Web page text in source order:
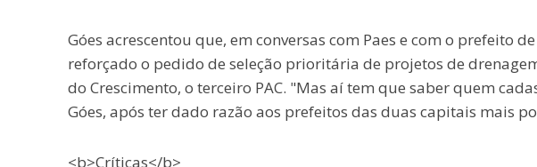
Góes acrescentou que, em conversas com Paes e com o prefeito
reforçado o pedido de seleção prioritária de projetos de
do Crescimento, o terceiro PAC. "Mas aí tem que saber quem
Góes, após ter dado razão aos prefeitos das duas capitais mais
<b>Críticas</b>